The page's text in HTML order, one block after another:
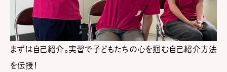
まずは自己紹介。実習で子どもたちの心を掴む自己紹介方法
を伝授！